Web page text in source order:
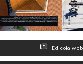
Edicola web